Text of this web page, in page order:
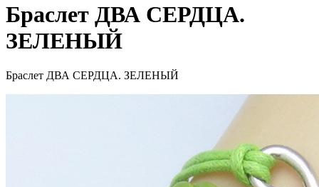
Браслет ДВА СЕРДЦА.
ЗЕЛЕНЫЙ
Браслет ДВА СЕРДЦА. ЗЕЛЕНЫЙ